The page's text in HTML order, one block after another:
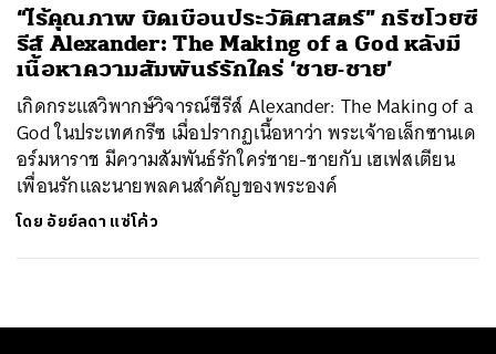
“ไร้คุณภาพ บิดเบือนประวัติศาสตร์” กรีซโวยซี
รีส์ Alexander: The Making of a God หลังมี
เนื้อหาความสัมพันธ์รักใคร่ ‘ชาย-ชาย’
เกิดกระแสวิพากษ์วิจารณ์ซีรีส์ Alexander: The Making of a
God ในประเทศกรีซ เมื่อปรากฏเนื้อหาว่า พระเจ้าอเล็กซานเด
อร์มหาราช มีความสัมพันธ์รักใคร่ชาย-ชายกับ เฮเฟสเตียน
เพื่อนรักและนายพลคนสำคัญของพระองค์
โดย อัยย์ลดา แซ่โค้ว